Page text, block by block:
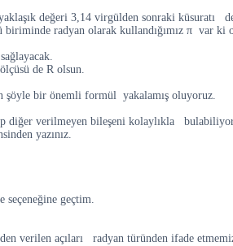
değeri 3,14 virgülden sonraki küsuratı
radyan olarak kullandığımız π var ki
de R olsun.
şöyle bir önemli formül yakalamış oluyoruz.
diğer verilmeyen bileşeni kolaylıkla
yazınız.
geçtim.
verilen açıları radyan türünden ifade